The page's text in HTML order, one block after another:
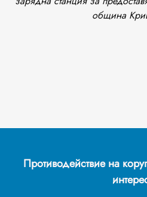
община
Противодействие на